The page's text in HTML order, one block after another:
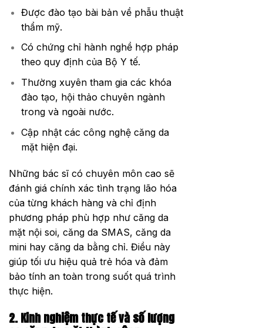
Được đào tạo bài bản về phẫu thuật
thẩm mỹ.
Có chứng chỉ hành nghề hợp pháp
theo quy định của Bộ Y tế.
Thường xuyên tham gia các khóa
đào tạo, hội thảo chuyên ngành
trong và ngoài nước.
Cập nhật các công nghệ căng da
mặt hiện đại.
Những bác sĩ có chuyên môn cao sẽ
đánh giá chính xác tình trạng lão hóa
của từng khách hàng và chỉ định
phương pháp phù hợp như căng da
mặt nội soi, căng da SMAS, căng da
mini hay căng da bằng chỉ. Điều này
giúp tối ưu hiệu quả trẻ hóa và đảm
bảo tính an toàn trong suốt quá trình
thực hiện.
2. Kinh nghiệm thực tế và số lượng